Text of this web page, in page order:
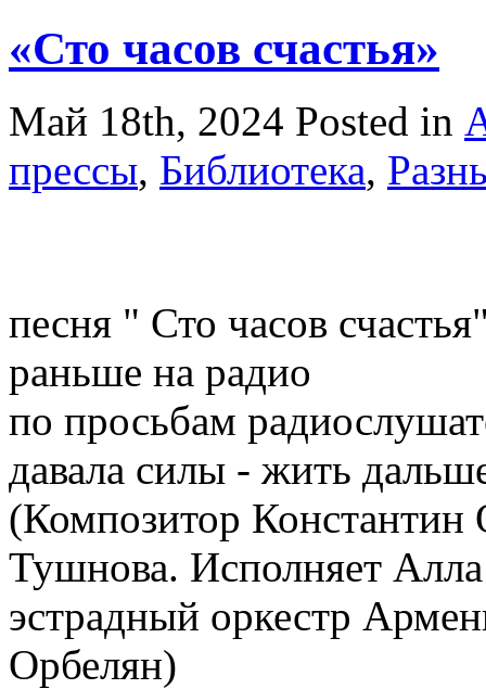
«Сто часов счастья»
Май 18th, 2024 Posted in
прессы, Библиотека,
песня " Сто часов
раньше на радио
по просьбам
давала силы - жить
(Композитор
Тушнова. Исполняет
эстрадный оркестр
Орбелян)